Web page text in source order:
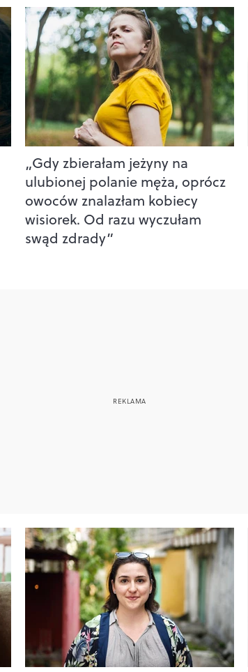
„Gdy zbierałam jeżyny na
ulubionej polanie męża, oprócz
owoców znalazłam kobiecy
wisiorek. Od razu wyczułam
swąd zdrady”